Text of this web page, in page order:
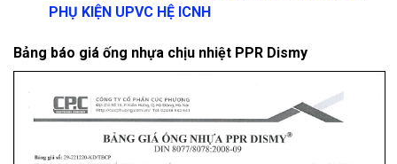
PHỤ KIỆN UPVC HỆ ICNH
Bảng báo giá ống nhựa chịu nhiệt PPR Dismy